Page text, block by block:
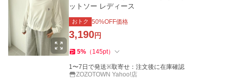
ットソー レディース
おトク 50%OFF価格
3,190円
5% （ 145pt）
1〜7日で発送※取寄せ：注文後に在庫確認
ZOZOTOWN Yahoo!店